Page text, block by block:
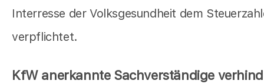
Interresse der Volksgesundheit dem
verpflichtet.
KfW anerkannte Sachverständige